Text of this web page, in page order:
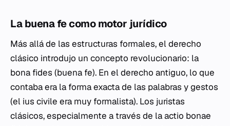
La buena fe como motor jurídico
Más allá de las estructuras formales, el derecho
clásico introdujo un concepto revolucionario: la
bona fides (buena fe). En el derecho antiguo, lo que
contaba era la forma exacta de las palabras y gestos
(el ius civile era muy formalista). Los juristas
clásicos, especialmente a través de laactio bonae